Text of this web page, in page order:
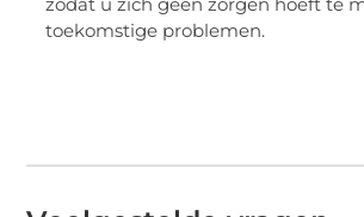
zodat u zich geen zorgen hoeft te
toekomstige problemen.